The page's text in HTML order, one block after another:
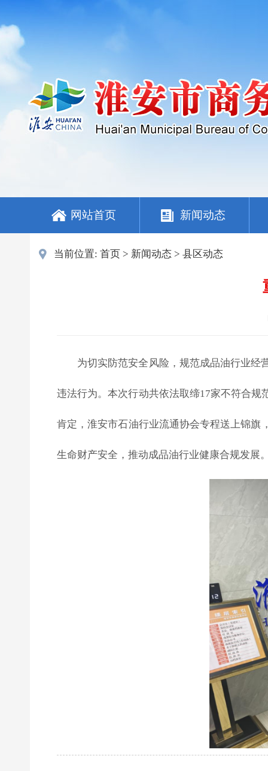
网站首页 新闻动态
当前位置: 首页 > 新闻动态 > 县区动态
为切实防范安全风险，规范成品油行业经
违法行为。本次行动共依法取缔17家不符合
肯定，淮安市石油行业流通协会专程送上锦旗
生命财产安全，推动成品油行业健康合规发展